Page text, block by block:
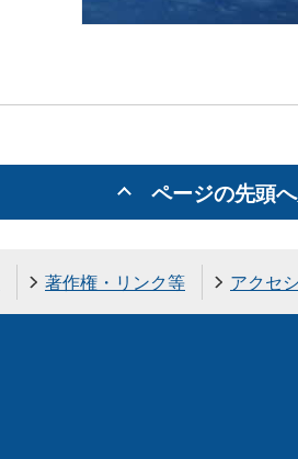
ページの先頭
著作権・リンク等 アクセ